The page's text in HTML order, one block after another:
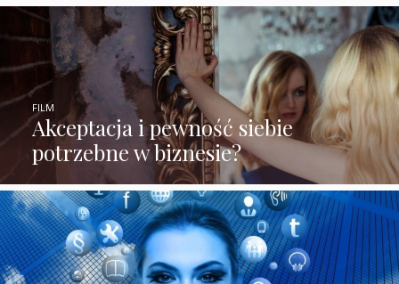
Akceptacja i pewność siebie
potrzebne w biznesie?
FILM